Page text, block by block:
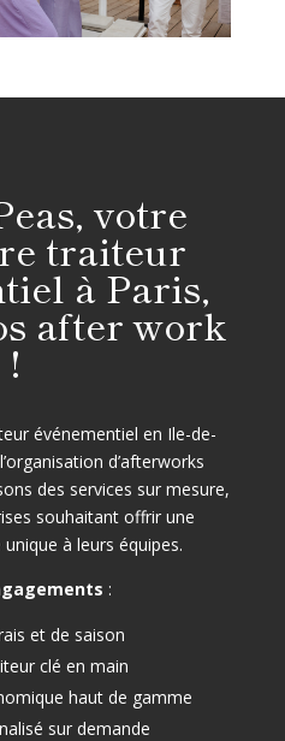
votre
traiteur
à Paris,
after work
!
événementiel en Ile-de-
d’afterworks
des services sur mesure,
souhaitant offrir une
à leurs équipes.
:
et de saison
clé en main
haut de gamme
sur demande